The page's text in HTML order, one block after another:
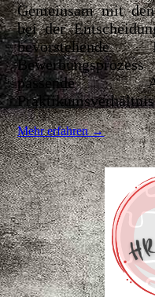
Gemeinsam mit
bei der
bevorstehende
passende
Mehr erfahren →